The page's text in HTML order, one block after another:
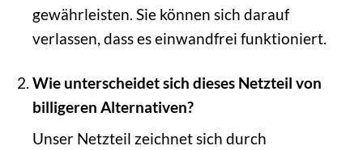
gewährleisten. Sie können sich darauf
verlassen, dass es einwandfrei funktioniert.
Wie unterscheidet sich dieses Netzteil von
billigeren Alternativen?
Unser Netzteil zeichnet sich durch